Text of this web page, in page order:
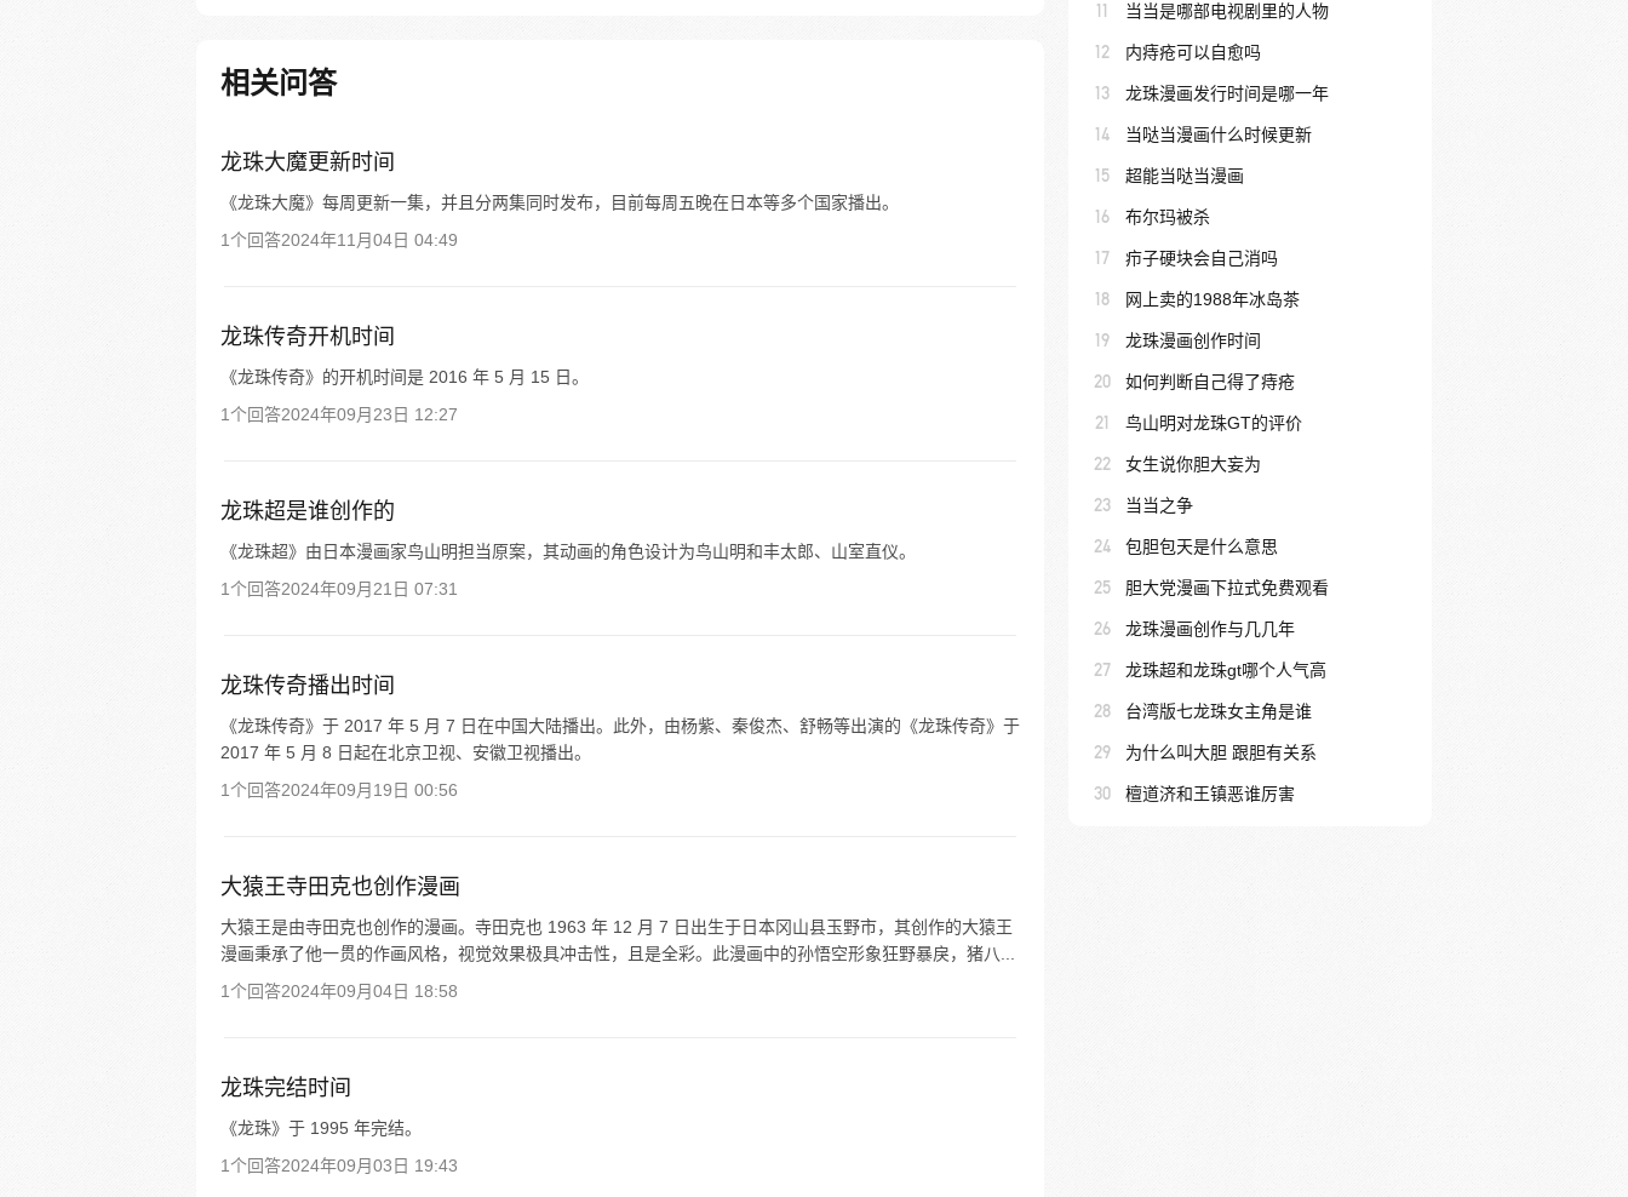
相关问答
龙珠大魔更新时间
《龙珠大魔》每周更新一集，并且分两集同时发布，目前每周五晚在日本等多个国家播出。
1个回答2024年11月04日 04:49
龙珠传奇开机时间
《龙珠传奇》的开机时间是 2016 年 5 月 15 日。
1个回答2024年09月23日 12:27
龙珠超是谁创作的
《龙珠超》由日本漫画家鸟山明担当原案，其动画的角色设计为鸟山明和丰太郎、山室直仪。
1个回答2024年09月21日 07:31
龙珠传奇播出时间
《龙珠传奇》于 2017 年 5 月 7 日在中国大陆播出。此外，由杨紫、秦俊杰、舒畅等出演的《龙珠传奇》于
2017 年 5 月 8 日起在北京卫视、安徽卫视播出。
1个回答2024年09月19日 00:56
大猿王寺田克也创作漫画
大猿王是由寺田克也创作的漫画。寺田克也 1963 年 12 月 7 日出生于日本冈山县玉野市，其创作的大猿王
漫画秉承了他一贯的作画风格，视觉效果极具冲击性，且是全彩。此漫画中的孙悟空形象狂野暴戾，猪八...
1个回答2024年09月04日 18:58
龙珠完结时间
《龙珠》于 1995 年完结。
1个回答2024年09月03日 19:43
11 当当是哪部电视剧里的人物
12 内痔疮可以自愈吗
13 龙珠漫画发行时间是哪一年
14 当哒当漫画什么时候更新
15 超能当哒当漫画
16 布尔玛被杀
17 疖子硬块会自己消吗
18 网上卖的1988年冰岛茶
19 龙珠漫画创作时间
20 如何判断自己得了痔疮
21 鸟山明对龙珠GT的评价
22 女生说你胆大妄为
23 当当之争
24 包胆包天是什么意思
25 胆大党漫画下拉式免费观看
26 龙珠漫画创作与几几年
27 龙珠超和龙珠gt哪个人气高
28 台湾版七龙珠女主角是谁
29 为什么叫大胆 跟胆有关系
30 檀道济和王镇恶谁厉害